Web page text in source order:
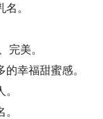
。
完美。
幸福甜蜜感。